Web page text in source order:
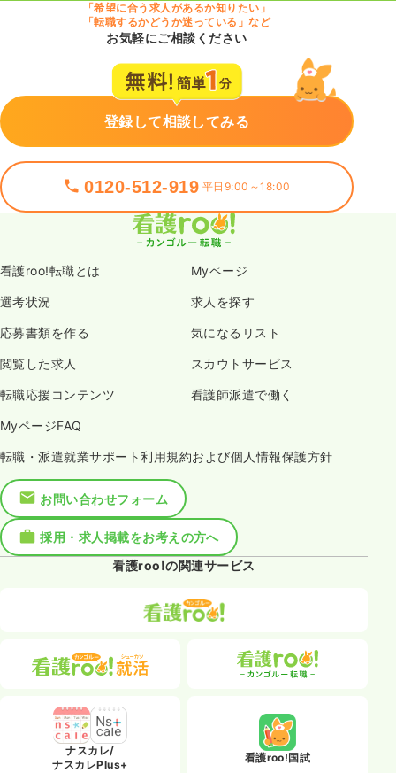
「希望に合う求人があるか知りたい」
「転職するかどうか迷っている」など
お気軽にご相談ください
登録して相談してみる
0120-512-919 平日9:00～18:00
看護roo!転職とは Myページ
選考状況 求人を探す
応募書類を作る 気になるリスト
閲覧した求人 スカウトサービス
転職応援コンテンツ 看護師派遣で働く
MyページFAQ
転職・派遣就業サポート利用規約および個人情報保護方針
お問い合わせフォーム
採用・求人掲載をお考えの方へ
看護roo!の関連サービス
ナスカレ/
ナスカレPlus+
看護roo!国試